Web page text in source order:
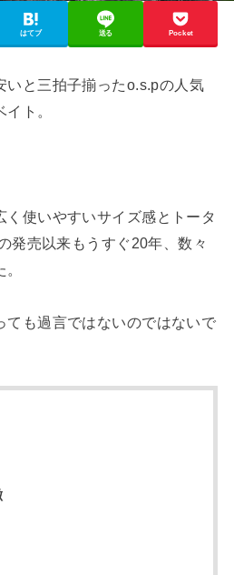
はてブ 送る Pocket
いと三拍子揃ったo.s.pの人気
ト。
く使いやすいサイズ感とトータ
発売以来もうすぐ20年、数々
ても過言ではないのではないで